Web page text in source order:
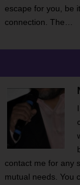
escape for you, be
connection. The…
contact me for any
mutual needs. You